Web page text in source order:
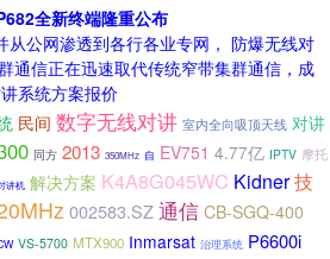
全新终端隆重公布
从公网渗透到各行各业专网， 防爆无线对
通信正在迅速取代传统窄带集群通信，成
系统方案报价
民间 数字无线对讲 室内全向吸顶天线 对讲
同方 2013 350MHz 自 EV751 4.77亿 IPTV 摩托
讲机 解决方案 K4A8G045WC Kidner技
002583.SZ通信 CB-SGQ-400
VS-5700 MTX900 Inmarsat 治理系统 P6600i